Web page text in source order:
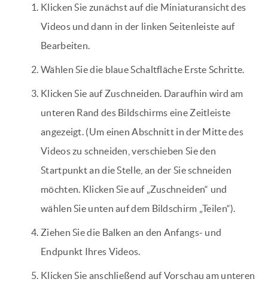
Klicken Sie zunächst auf die Miniaturansicht des
Videos und dann in der linken Seitenleiste auf
Bearbeiten.
Wählen Sie die blaue Schaltfläche Erste Schritte.
Klicken Sie auf Zuschneiden. Daraufhin wird am
unteren Rand des Bildschirms eine Zeitleiste
angezeigt. (Um einen Abschnitt in der Mitte des
Videos zu schneiden, verschieben Sie den
Startpunkt an die Stelle, an der Sie schneiden
möchten. Klicken Sie auf „Zuschneiden“ und
wählen Sie unten auf dem Bildschirm „Teilen“).
Ziehen Sie die Balken an den Anfangs- und
Endpunkt Ihres Videos.
Klicken Sie anschließend auf Vorschau am unteren